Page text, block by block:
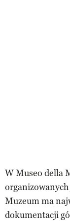
W Museo della
Muzeum ma
dokumentacji